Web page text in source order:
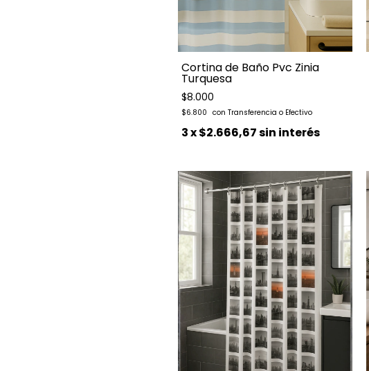
Cortina de Baño Pvc Zinia
Turquesa
$8.000
$6.800
3x$2.666,67sin interés